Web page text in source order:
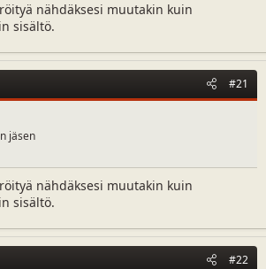
nähdäksesi muutakin kuin
sisältö.
#21
jäsen
nähdäksesi muutakin kuin
sisältö.
#22